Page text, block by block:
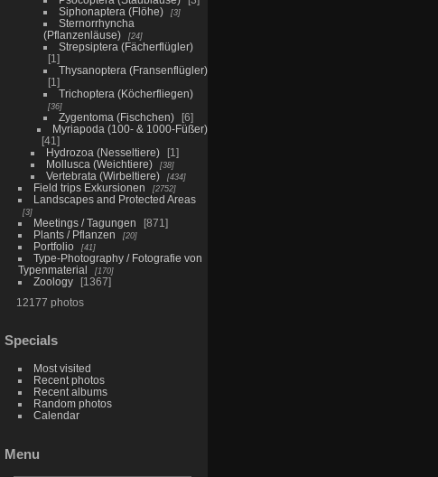
Siphonaptera (Flöhe)
3
Sternorrhyncha
(Pflanzenläuse)
24
Strepsiptera (Fächerflügler)
1
Thysanoptera (Fransenflügler)
1
Trichoptera (Köcherfliegen)
36
Zygentoma (Fischchen)
6
Myriapoda (100- & 1000-Füßer)
41
Hydrozoa (Nesseltiere)
1
Mollusca (Weichtiere)
38
Vertebrata (Wirbeltiere) 434
Field trips Exkursionen 2752
Landscapes and Protected Areas
3
Meetings / Tagungen
871
Plants / Pflanzen
20
Portfolio 41
Type-Photography / Fotografie von
Typenmaterial
170
Zoology
1367
12177 photos
Specials
Most visited
Recent photos
Recent albums
Random photos
Calendar
Menu